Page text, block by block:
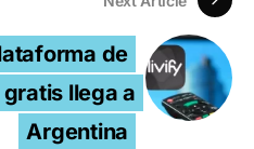
de
llega a
Argentina